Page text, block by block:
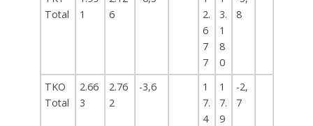
Total
1
6
2.
6
7
7
3.
1
8
0
8
TKO
Total
2.66
3
2.76
2
-3,6
1
7.
4
1
7.
9
-2,
7